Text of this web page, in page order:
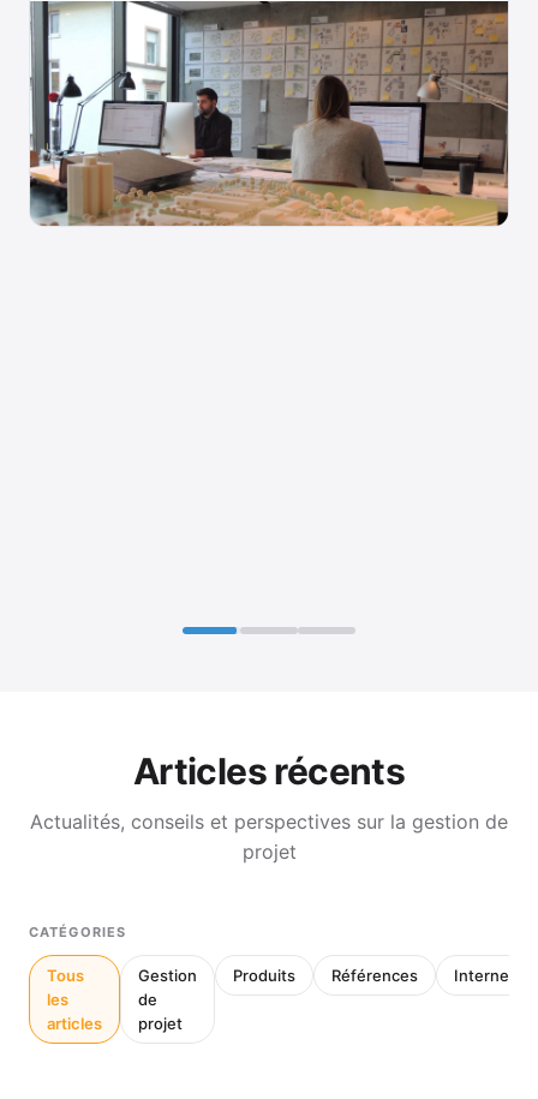
Articles récents
Actualités, conseils et perspectives sur la gestion de
projet
CATÉGORIES
Tous
les
articles
Gestion
de
projet
Produits Références Interne